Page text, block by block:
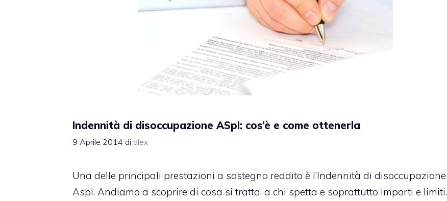
Indennità di disoccupazione ASpI: cos’è e come ottenerla
9 Aprile 2014 di alex
Una delle principali prestazioni a sostegno reddito è l’Indennità di disoccupazione
AspI. Andiamo a scoprire di cosa si tratta, a chi spetta e soprattutto importi e limiti.